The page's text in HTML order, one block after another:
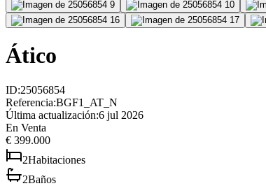
Ático
ID:25056854
Referencia:BGF1_AT_N
Última actualización:6 jul 2026
En Venta
€ 399.000
2Habitaciones
2Baños